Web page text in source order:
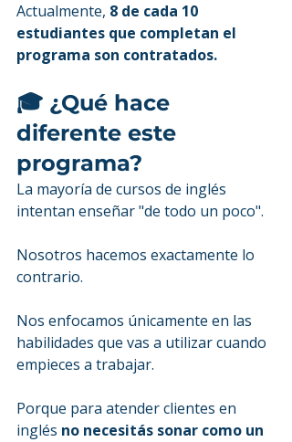
Actualmente, 8 de cada 10
estudiantes que completan el
programa son contratados.
🎓 ¿Qué hace
diferente este
programa?
La mayoría de cursos de inglés
intentan enseñar "de todo un poco".
Nosotros hacemos exactamente lo
contrario.
Nos enfocamos únicamente en las
habilidades que vas a utilizar cuando
empieces a trabajar.
Porque para atender clientes en
inglés no necesitás sonar como un